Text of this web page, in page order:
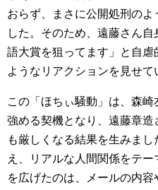
おらず、まさに公開処刑の
した。そのため、遠藤さん
語大賞を狙ってます」と自
ようなリアクションを見せて
この「ほちぃ騒動」は、森
強める契機となり、遠藤章
も厳しくなる結果を生みま
え、リアルな人間関係をテ
を広げたのは、メールの内